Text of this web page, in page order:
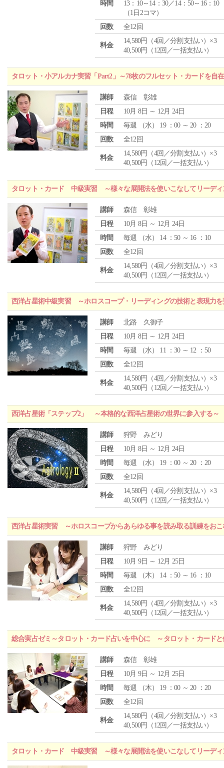
時間
13：10～14：30／14：50～16：10
（1日2コマ）
回数
全12回
料金
14,580円（4回／分割支払い）×3
40,500円（12回／一括支払い）
タロット・小アルカナ実習「Part2」～78枚のフルセット・カードを自
講師
森信 彰雄
日程
10月 8日 ～ 12月 24日
時間
毎週 （水） 19 ：00 ～ 20 ：20
回数
全12回
料金
14,580円（4回／分割支払い）×3
40,500円（12回／一括支払い）
タロット・カード 中級実習 ～様々な展開法を使いこなしてリーディ
講師
森信 彰雄
日程
10月 8日 ～ 12月 24日
時間
毎週 （水） 14 ：50 ～ 16 ：10
回数
全12回
料金
14,580円（4回／分割支払い）×3
40,500円（12回／一括支払い）
西洋占星術中級実習 ～ホロスコープ・リーディングの技術と表現力
講師
北路 久御子
日程
10月 8日 ～ 12月 24日
時間
毎週 （水） 11 ：30 ～ 12 ：50
回数
全12回
料金
14,580円（4回／分割支払い）×3
40,500円（12回／一括支払い）
西洋占星術「ステップ2」 ～本格的な西洋占星術の世界に参入する～
講師
狩野 みどり
日程
10月 8日 ～ 12月 24日
時間
毎週 （水） 19 ：00 ～ 20 ：20
回数
全12回
料金
14,580円（4回／分割支払い）×3
40,500円（12回／一括支払い）
西洋占星術実習 ～ホロスコープからあらゆる事を読み取る訓練をおこ
講師
狩野 みどり
日程
10月 9日 ～ 12月 25日
時間
毎週 （木） 14 ：50 ～ 16 ：10
回数
全12回
料金
14,580円（4回／分割支払い）×3
40,500円（12回／一括支払い）
総合実占ゼミ～タロット・カード占いを中心に ～タロット・カード
講師
森信 彰雄
日程
10月 9日 ～ 12月 25日
時間
毎週 （木） 19 ：00 ～ 20 ：20
回数
全12回
料金
14,580円（4回／分割支払い）×3
40,500円（12回／一括支払い）
タロット・カード 中級実習 ～様々な展開法を使いこなしてリーディ